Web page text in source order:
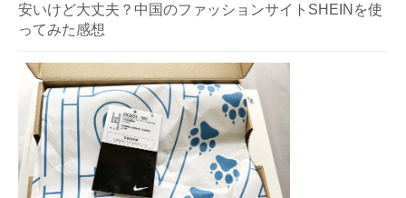
安いけど大丈夫？中国のファッションサイトSHEINを使
ってみた感想